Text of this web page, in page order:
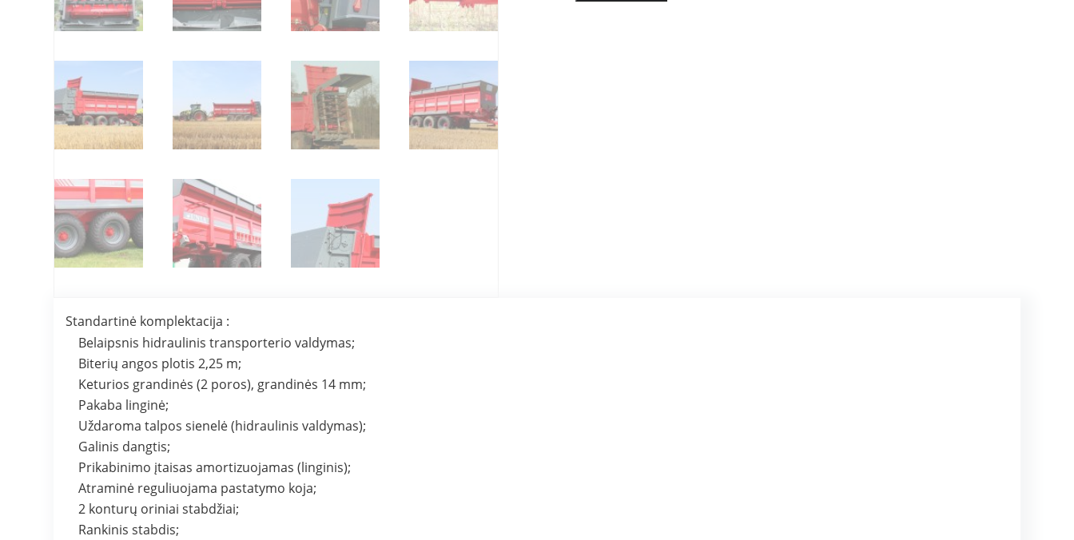
Standartinė komplektacija :
Belaipsnis hidraulinis transporterio valdymas;
Biterių angos plotis 2,25 m;
Keturios grandinės (2 poros), grandinės 14 mm;
Pakaba linginė;
Uždaroma talpos sienelė (hidraulinis valdymas);
Galinis dangtis;
Prikabinimo įtaisas amortizuojamas (linginis);
Atraminė reguliuojama pastatymo koja;
2 konturų oriniai stabdžiai;
Rankinis stabdis;